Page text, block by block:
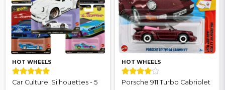
HOT WHEELS
Car Culture: Silhouettes - 5
HOT WHEELS
Porsche 911 Turbo Cabriolet